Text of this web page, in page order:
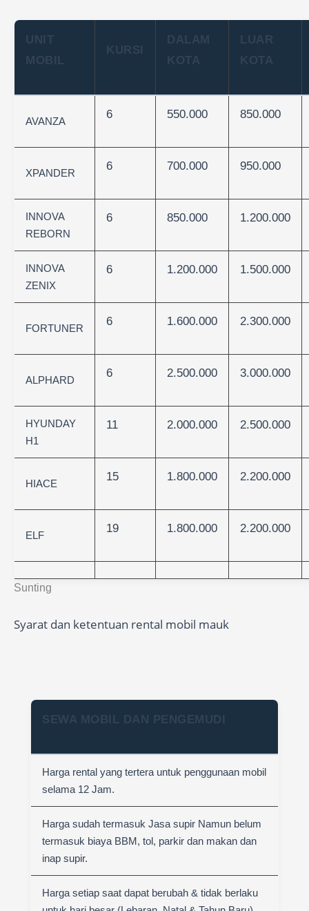
Sunting
UNIT
MOBIL
KURSI
DALAM
KOTA
LUAR
KOTA
AVANZA
6 550.000 850.000
XPANDER
6 700.000 950.000
INNOVA
REBORN
6 850.000 1.200.000
INNOVA
ZENIX
6 1.200.000 1.500.000
FORTUNER
6 1.600.000 2.300.000
ALPHARD
6 2.500.000 3.000.000
HYUNDAY
H1
11 2.000.000 2.500.000
HIACE
15 1.800.000 2.200.000
ELF
19 1.800.000 2.200.000
Syarat dan ketentuan rental mobil mauk
SEWA MOBIL DAN PENGEMUDI
Harga rental yang tertera untuk penggunaan mobil
selama 12 Jam.
Harga sudah termasuk Jasa supir Namun belum
termasuk biaya BBM, tol, parkir dan makan dan
inap supir.
Harga setiap saat dapat berubah & tidak berlaku